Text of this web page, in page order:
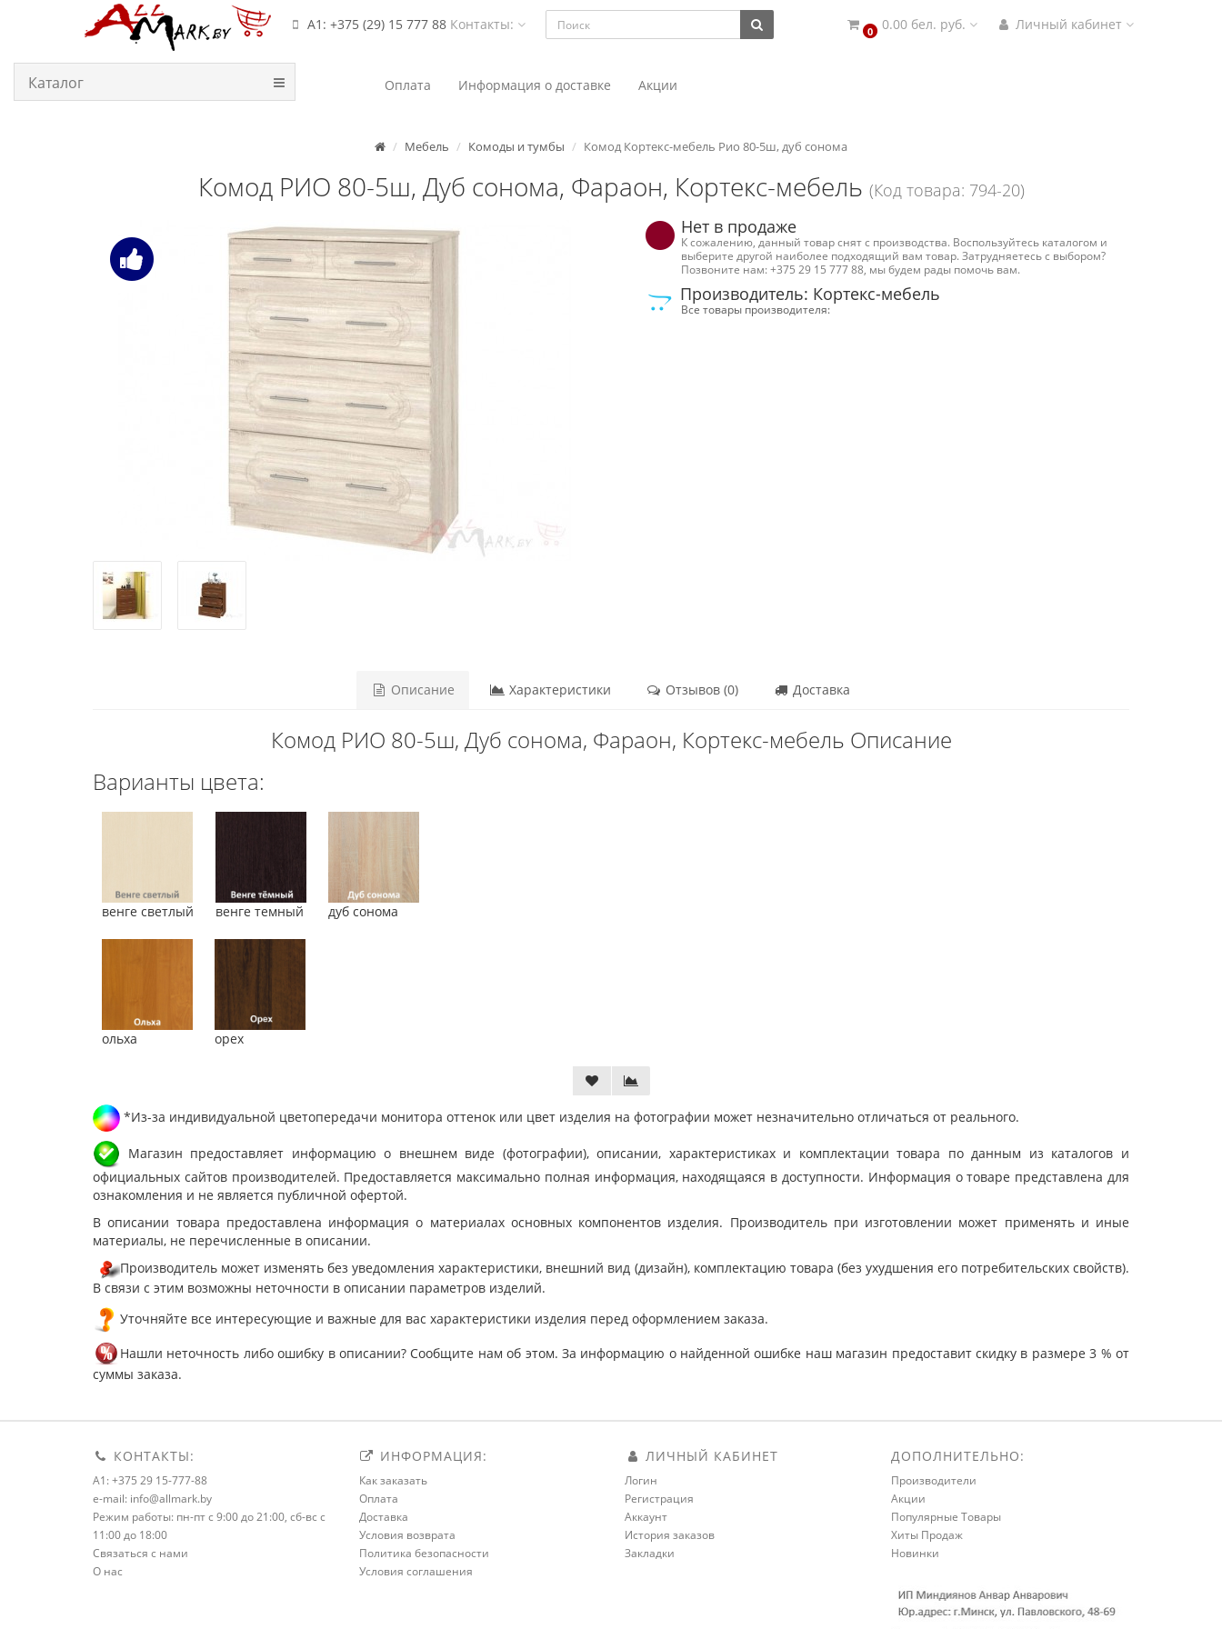
А1: +375 (29) 15 777 88 Контакты: 0 0.00 бел. руб. Личный кабинет
Каталог Оплата Информация о доставке Акции
Мебель Комоды и тумбы Комод Кортекс-мебель Рио 80-5ш, дуб сонома
Комод РИО 80-5ш, Дуб сонома, Фараон, Кортекс-мебель (Код товара: 794-20)
Нет в продаже
К сожалению, данный товар снят с производства. Воспользуйтесь каталогом и
выберите другой наиболее подходящий вам товар. Затрудняетесь с выбором?
Позвоните нам: +375 29 15 777 88, мы будем рады помочь вам.
Производитель: Кортекс-мебель
Все товары производителя:
Описание Характеристики Отзывов (0) Доставка
Комод РИО 80-5ш, Дуб сонома, Фараон, Кортекс-мебель Описание
Варианты цвета:
венге светлый венге темный дуб сонома
ольха орех
*Из-за индивидуальной цветопередачи монитора оттенок или цвет изделия на фотографии может незначительно отличаться от реального.
Магазин предоставляет информацию о внешнем виде (фотографии), описании, характеристиках и комплектации товара по данным из каталогов и
официальных сайтов производителей. Предоставляется максимально полная информация, находящаяся в доступности. Информация о товаре представлена для
ознакомления и не является публичной офертой.
В описании товара предоставлена информация о материалах основных компонентов изделия. Производитель при изготовлении может применять и иные
материалы, не перечисленные в описании.
Производитель может изменять без уведомления характеристики, внешний вид (дизайн), комплектацию товара (без ухудшения его потребительских свойств).
В связи с этим возможны неточности в описании параметров изделий.
Уточняйте все интересующие и важные для вас характеристики изделия перед оформлением заказа.
Нашли неточность либо ошибку в описании? Сообщите нам об этом. За информацию о найденной ошибке наш магазин предоставит скидку в размере 3 % от
суммы заказа.
КОНТАКТЫ:
A1: +375 29 15-777-88
e-mail: info@allmark.by
Режим работы: пн-пт с 9:00 до 21:00, сб-вс с
11:00 до 18:00
Связаться с нами
О нас
ИНФОРМАЦИЯ:
Как заказать
Оплата
Доставка
Условия возврата
Политика безопасности
Условия соглашения
ЛИЧНЫЙ КАБИНЕТ
Логин
Регистрация
Аккаунт
История заказов
Закладки
ДОПОЛНИТЕЛЬНО:
Производители
Акции
Популярные Товары
Хиты Продаж
Новинки